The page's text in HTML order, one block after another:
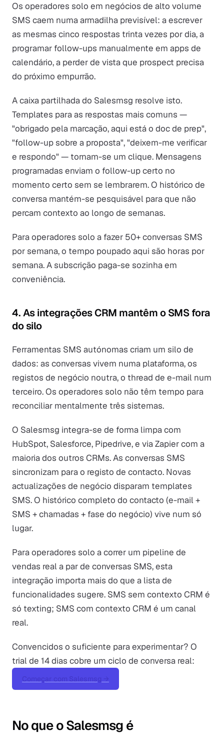
Os operadores solo em negócios de alto volume
SMS caem numa armadilha previsível: a escrever
as mesmas cinco respostas trinta vezes por dia, a
programar follow-ups manualmente em apps de
calendário, a perder de vista que prospect precisa
do próximo empurrão.
A caixa partilhada do Salesmsg resolve isto.
Templates para as respostas mais comuns —
"obrigado pela marcação, aqui está o doc de prep",
"follow-up sobre a proposta", "deixem-me verificar
e respondo" — tornam-se um clique. Mensagens
programadas enviam o follow-up certo no
momento certo sem se lembrarem. O histórico de
conversa mantém-se pesquisável para que não
percam contexto ao longo de semanas.
Para operadores solo a fazer 50+ conversas SMS
por semana, o tempo poupado aqui são horas por
semana. A subscrição paga-se sozinha em
conveniência.
4. As integrações CRM mantêm o SMS fora
do silo
Ferramentas SMS autónomas criam um silo de
dados: as conversas vivem numa plataforma, os
registos de negócio noutra, o thread de e-mail num
terceiro. Os operadores solo não têm tempo para
reconciliar mentalmente três sistemas.
O Salesmsg integra-se de forma limpa com
HubSpot, Salesforce, Pipedrive, e via Zapier com a
maioria dos outros CRMs. As conversas SMS
sincronizam para o registo de contacto. Novas
actualizações de negócio disparam templates
SMS. O histórico completo do contacto (e-mail +
SMS + chamadas + fase do negócio) vive num só
lugar.
Para operadores solo a correr um pipeline de
vendas real a par de conversas SMS, esta
integração importa mais do que a lista de
funcionalidades sugere. SMS sem contexto CRM é
só texting; SMS com contexto CRM é um canal
real.
Convencidos o suficiente para experimentar? O
trial de 14 dias cobre um ciclo de conversa real:
Começar com Salesmsg →
No que o Salesmsg é